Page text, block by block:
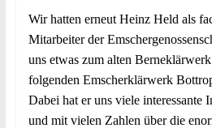
Wir hatten erneut Heinz Held als
Mitarbeiter der
uns etwas zum alten
folgenden Emscherklärwerk
Dabei hat er uns viele interessante
und mit vielen Zahlen über die